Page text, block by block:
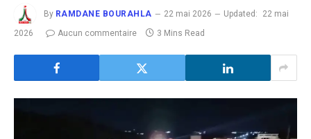
By RAMDANE BOURAHLA 22 mai 2026 Updated:
22 mai
2026
Aucun commentaire 3 Mins Read